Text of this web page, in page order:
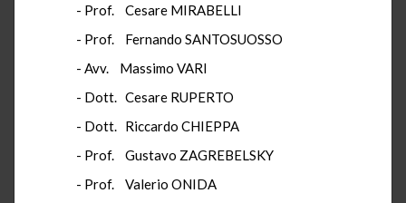
- Prof. Cesare MIRABELLI
- Prof. Fernando SANTOSUOSSO
- Avv. Massimo VARI
- Dott. Cesare RUPERTO
- Dott. Riccardo CHIEPPA
- Prof. Gustavo ZAGREBELSKY
- Prof. Valerio ONIDA